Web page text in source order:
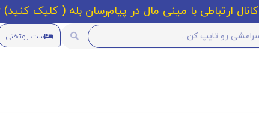
کانال ارتباطی با مینی مال در پیام‌رسان بله ( کلیک کنید) 09218315396
ست روتختی